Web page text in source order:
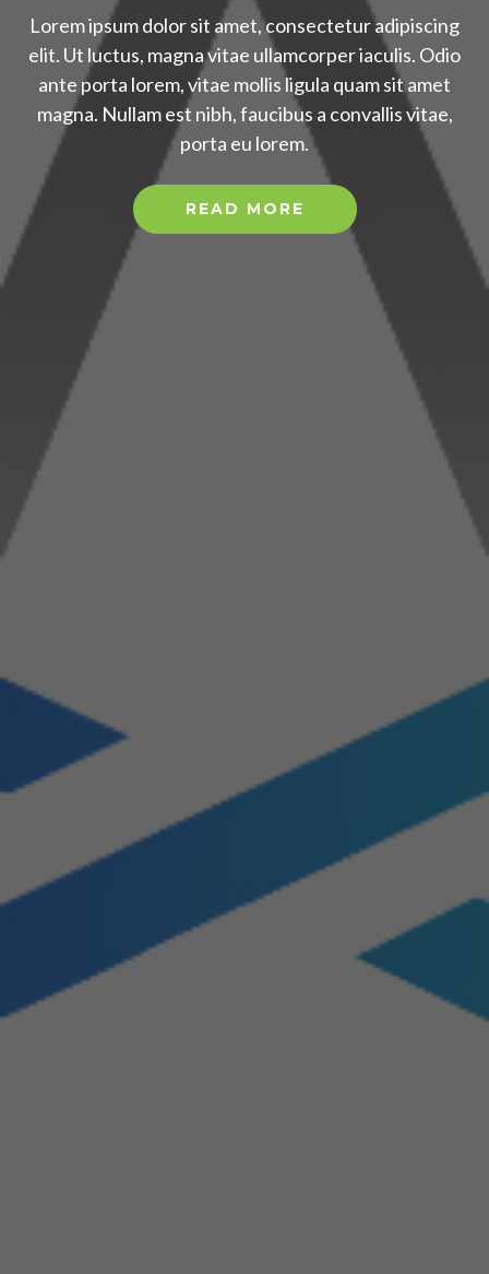
Lorem ipsum dolor sit amet, consectetur adipiscing
elit. Ut luctus, magna vitae ullamcorper iaculis. Odio
ante porta lorem, vitae mollis ligula quam sit amet
magna. Nullam est nibh, faucibus a convallis vitae,
porta eu lorem.
READ MORE